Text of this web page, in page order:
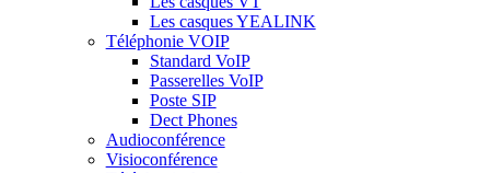
Les casques YEALINK
Téléphonie VOIP
Standard VoIP
Passerelles VoIP
Poste SIP
Dect Phones
Audioconférence
Visioconférence